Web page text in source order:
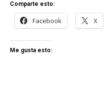
Comparte esto:
Facebook X
Me gusta esto: